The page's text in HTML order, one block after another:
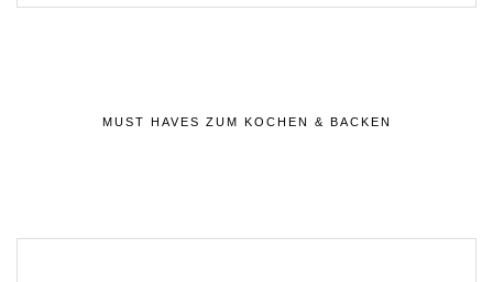
MUST HAVES ZUM KOCHEN & BACKEN